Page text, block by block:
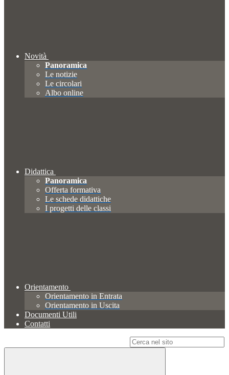
Novità
Panoramica
Le notizie
Le circolari
Albo online
Didattica
Panoramica
Offerta formativa
Le schede didattiche
I progetti delle classi
Orientamento
Orientamento in Entrata
Orientamento in Uscita
Documenti Utili
Contatti